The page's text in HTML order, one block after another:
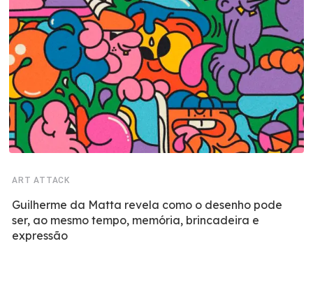
ART ATTACK
Guilherme da Matta revela como o desenho pode
ser, ao mesmo tempo, memória, brincadeira e
expressão